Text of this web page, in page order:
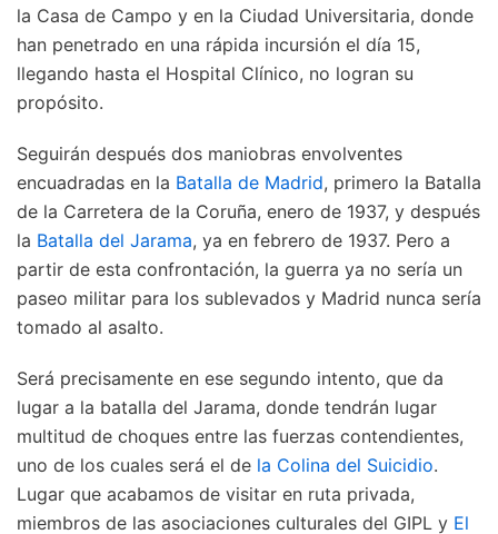
la Casa de Campo y en la Ciudad Universitaria, donde
han penetrado en una rápida incursión el día 15,
llegando hasta el Hospital Clínico, no logran su
propósito.
Seguirán después dos maniobras envolventes
encuadradas en la Batalla de Madrid, primero la Batalla
de la Carretera de la Coruña, enero de 1937, y después
la Batalla del Jarama, ya en febrero de 1937. Pero a
partir de esta confrontación, la guerra ya no sería un
paseo militar para los sublevados y Madrid nunca sería
tomado al asalto.
Será precisamente en ese segundo intento, que da
lugar a la batalla del Jarama, donde tendrán lugar
multitud de choques entre las fuerzas contendientes,
uno de los cuales será el de la Colina del Suicidio.
Lugar que acabamos de visitar en ruta privada,
miembros de las asociaciones culturales del GIPL y El